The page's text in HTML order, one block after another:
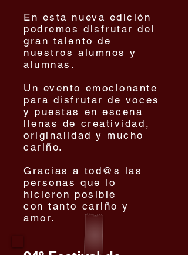
En esta nueva edición
podremos disfrutar del
gran talento de
nuestros alumnos y
alumnas.
Un evento emocionante
para disfrutar de voces
y puestas en escena
llenas de creatividad,
originalidad y mucho
cariño.
Gracias a tod@s las
personas que lo
hicieron posible
con tanto cariño y
amor.